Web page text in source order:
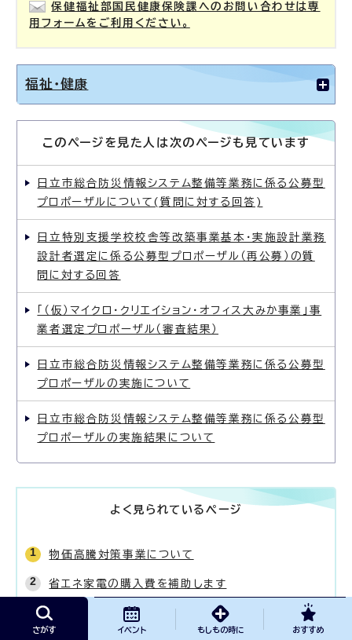
保健福祉部国民健康保険課へのお問い合わせは専
用フォームをご利用ください。
福祉・健康
このページを見た人は次のページも見ています
日立市総合防災情報システム整備等業務に係る公募型
プロポーザルについて(質問に対する回答)
日立特別支援学校校舎等改築事業基本・実施設計業務
設計者選定に係る公募型プロポーザル（再公募）の質
問に対する回答
「（仮）マイクロ・クリエイション・オフィス大みか事業」事
業者選定プロポーザル（審査結果）
日立市総合防災情報システム整備等業務に係る公募型
プロポーザルの実施について
日立市総合防災情報システム整備等業務に係る公募型
プロポーザルの実施結果について
よく見られているページ
物価高騰対策事業について
省エネ家電の購入費を補助します
休館日及び運営時間が変わります(令和8年4月
～)
さがす イベント もしもの時に おすすめ